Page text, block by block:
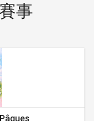
事